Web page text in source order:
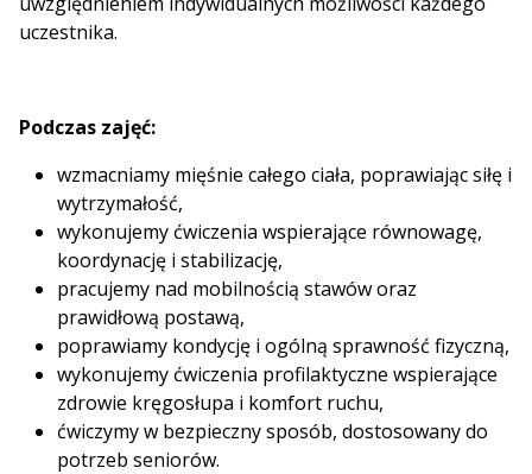
uczestnika.
Podczas zajęć:
wzmacniamy mięśnie całego ciała, poprawiając siłę i
wytrzymałość,
wykonujemy ćwiczenia wspierające równowagę,
koordynację i stabilizację,
pracujemy nad mobilnością stawów oraz
prawidłową postawą,
poprawiamy kondycję i ogólną sprawność fizyczną,
wykonujemy ćwiczenia profilaktyczne wspierające
zdrowie kręgosłupa i komfort ruchu,
ćwiczymy w bezpieczny sposób, dostosowany do
potrzeb seniorów.